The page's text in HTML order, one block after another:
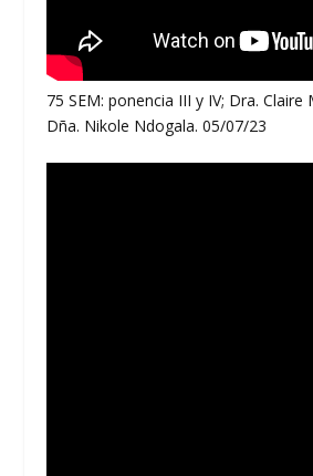
75 SEM: ponencia III y IV; Dra. Claire
Dña. Nikole Ndogala. 05/07/23